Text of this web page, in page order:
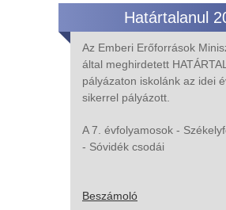
Határtalanul
Az Emberi Erőforrások
által meghirdetett
pályázaton iskolánk az idei
sikerrel pályázott.
A 7. évfolyamosok -
- Sóvidék csodái
Beszámoló